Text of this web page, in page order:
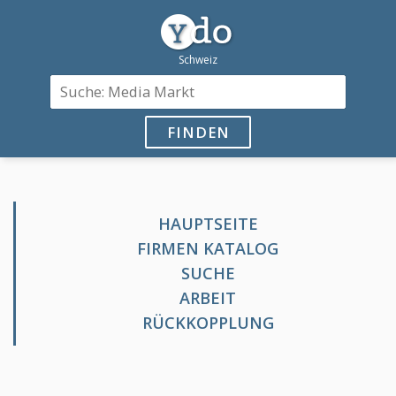
FINDEN
HAUPTSEITE
FIRMEN KATALOG
SUCHE
ARBEIT
RÜCKKOPPLUNG